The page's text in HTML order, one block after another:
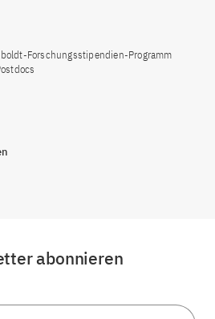
Forschungsstipendien-Programm
abonnieren